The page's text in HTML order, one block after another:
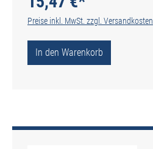
Preise inkl. MwSt. zzgl. Versandkosten
In den Warenkorb